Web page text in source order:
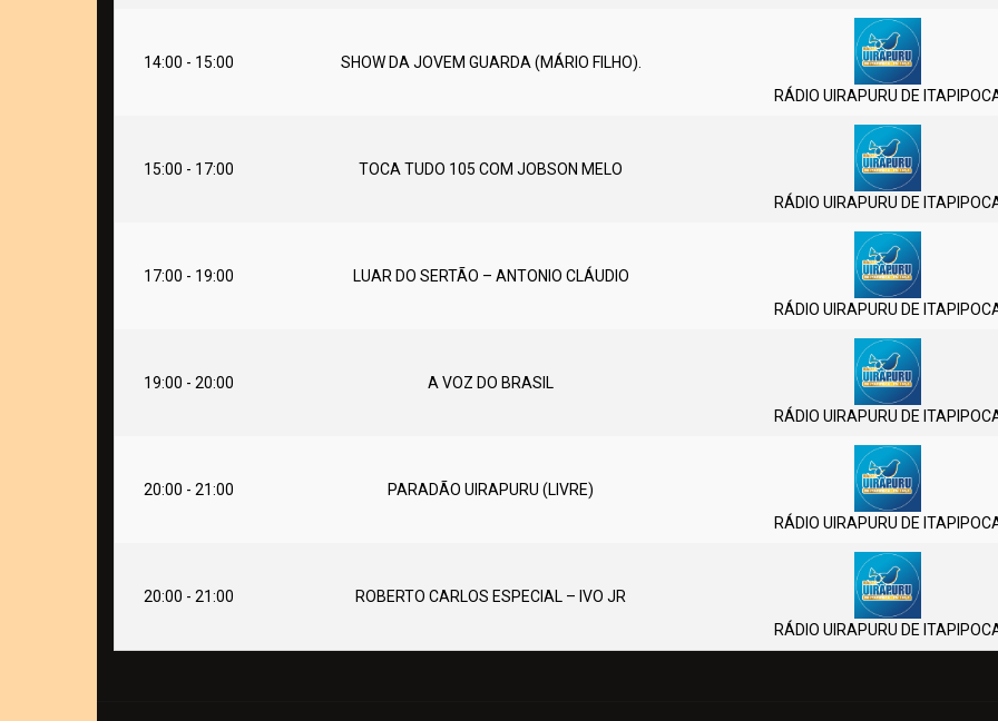
14:00 - 15:00
SHOW DA JOVEM GUARDA (MÁRIO FILHO).
RÁDIO UIRAPURU DE
15:00 - 17:00
TOCA TUDO 105 COM JOBSON MELO
RÁDIO UIRAPURU DE
17:00 - 19:00
LUAR DO SERTÃO – ANTONIO CLÁUDIO
RÁDIO UIRAPURU DE
19:00 - 20:00
A VOZ DO BRASIL
RÁDIO UIRAPURU DE
20:00 - 21:00
PARADÃO UIRAPURU (LIVRE)
RÁDIO UIRAPURU DE
20:00 - 21:00
ROBERTO CARLOS ESPECIAL – IVO JR
RÁDIO UIRAPURU DE